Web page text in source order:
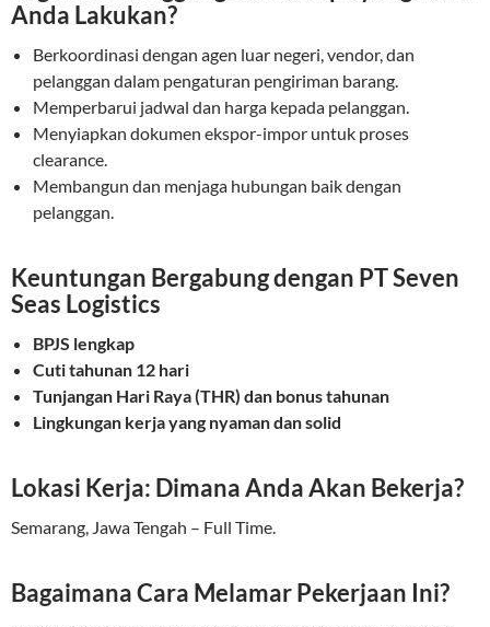
Anda Lakukan?
Berkoordinasi dengan agen luar negeri, vendor, dan
pelanggan dalam pengaturan pengiriman barang.
Memperbarui jadwal dan harga kepada pelanggan.
Menyiapkan dokumen ekspor-impor untuk proses
clearance.
Membangun dan menjaga hubungan baik dengan
pelanggan.
Keuntungan Bergabung dengan PT Seven
Seas Logistics
BPJS lengkap
Cuti tahunan 12 hari
Tunjangan Hari Raya (THR) dan bonus tahunan
Lingkungan kerja yang nyaman dan solid
Lokasi Kerja: Dimana Anda Akan Bekerja?
Semarang, Jawa Tengah – Full Time.
Bagaimana Cara Melamar Pekerjaan Ini?